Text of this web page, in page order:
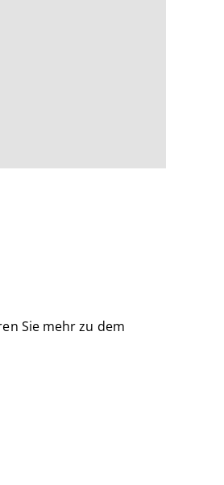
Sie mehr zu dem